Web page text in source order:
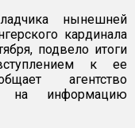
нынешней
кардинала
подвело итоги
к ее
агентство
информацию